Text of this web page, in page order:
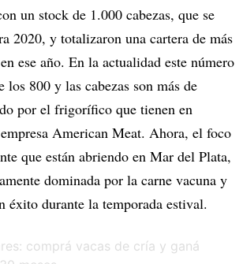
un stock de 1.000 cabezas, que se
2020, y totalizaron una cartera de más
ese año. En la actualidad este número
los 800 y las cabezas son más de
por el frigorífico que tienen en
American Meat. Ahora, el foco
que están abriendo en Mar del Plata,
dominada por la carne vacuna y
éxito durante la temporada estival.